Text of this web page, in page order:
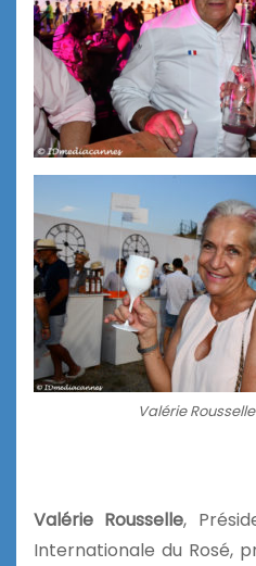
Valérie Rousselle
Valérie Rousselle,
Internationale du Rosé,